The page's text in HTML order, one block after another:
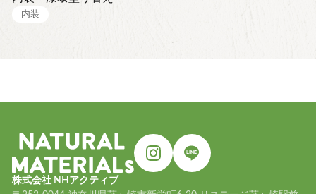
内装
株式会社 NHアクティブ